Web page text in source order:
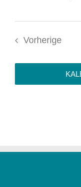
Vorherige